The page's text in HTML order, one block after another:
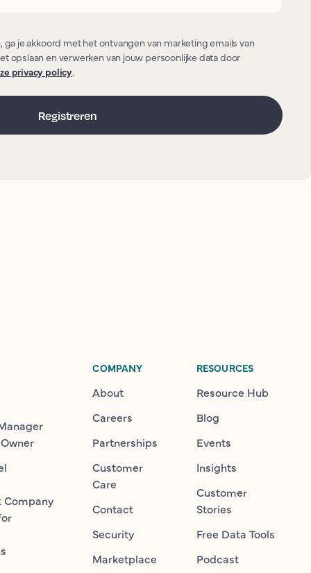
je akkoord met het ontvangen van marketing emails van
opslaan en verwerken van jouw persoonlijke data door
privacy policy.
Company
COMPANY
About
Careers
Partnerships
Customer
Care
Contact
Security
Marketplace
RESOURCES
Resource Hub
Blog
Events
Insights
Customer
Stories
Free Data Tools
Podcast